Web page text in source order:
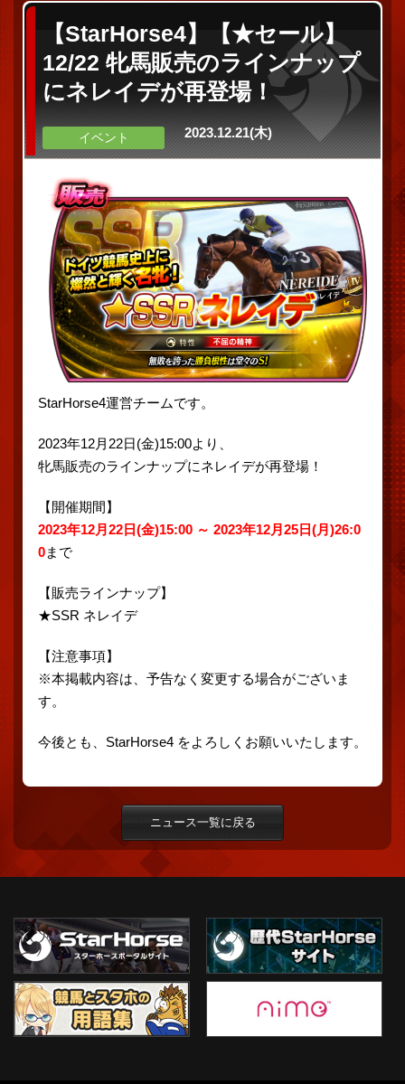
【StarHorse4】【★セール】
12/22 牝馬販売のラインナップ
にネレイデが再登場！
イベント 2023.12.21(木)
StarHorse4運営チームです。
2023年12月22日(金)15:00より、
牝馬販売のラインナップにネレイデが再登場！
【開催期間】
2023年12月22日(金)15:00 ～ 2023年12月25日(月)26:0
0まで
【販売ラインナップ】
★SSR ネレイデ
【注意事項】
※本掲載内容は、予告なく変更する場合がございま
す。
今後とも、StarHorse4 をよろしくお願いいたします。
ニュース一覧に戻る